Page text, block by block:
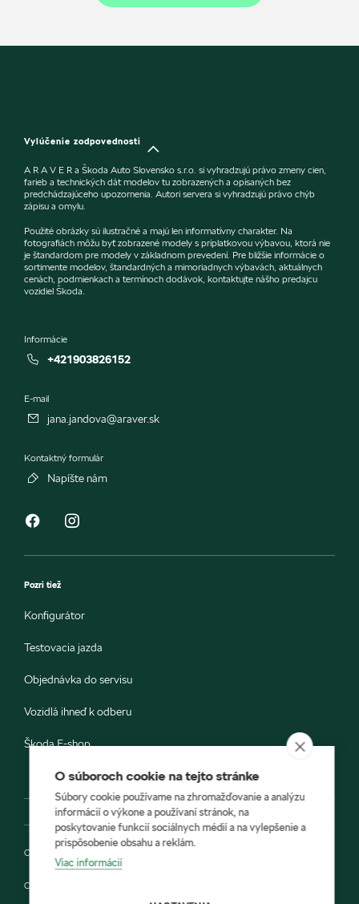
Vylúčenie zodpovednosti
A R A V E R a Škoda Auto Slovensko s.r.o. si vyhradzujú právo zmeny cien,
farieb a technických dát modelov tu zobrazených a opísaných bez
predchádzajúceho upozornenia. Autori servera si vyhradzujú právo chýb
zápisu a omylu.
Použité obrázky sú ilustračné a majú len informatívny charakter. Na
fotografiách môžu byť zobrazené modely s príplatkovou výbavou, ktorá nie
je štandardom pre modely v základnom prevedení. Pre bližšie informácie o
sortimente modelov, štandardných a mimoriadnych výbavách, aktuálnych
cenách, podmienkach a termínoch dodávok, kontaktujte nášho predajcu
vozidiel Škoda.
Informácie
+421903826152
E-mail
jana.jandova@araver.sk
Kontaktný formulár
Napíšte nám
Pozri tiež
Konfigurátor
Testovacia jazda
Objednávka do servisu
Vozidlá ihneď k odberu
Škoda E-shop
Ochrana osobných údajov
Cookies
O súboroch cookie na tejto stránke
Súbory cookie používame na zhromažďovanie a analýzu
informácií o výkone a používaní stránok, na
poskytovanie funkcií sociálnych médií a na vylepšenie a
prispôsobenie obsahu a reklám.
Viac informácií